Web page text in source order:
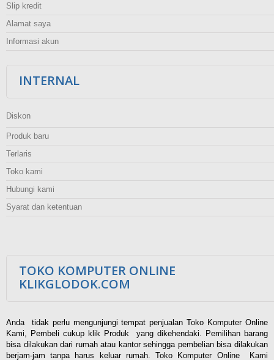
Slip kredit
Alamat saya
Informasi akun
INTERNAL
Diskon
Produk baru
Terlaris
Toko kami
Hubungi kami
Syarat dan ketentuan
TOKO KOMPUTER ONLINE
KLIKGLODOK.COM
Anda tidak perlu mengunjungi tempat penjualan Toko Komputer Online
Kami, Pembeli cukup klik Produk yang dikehendaki. Pemilihan barang
bisa dilakukan dari rumah atau kantor sehingga pembelian bisa dilakukan
berjam-jam tanpa harus keluar rumah. Toko Komputer Online Kami